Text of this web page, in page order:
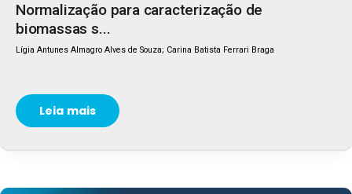
Normalização para caracterização de
biomassas s...
Lígia Antunes Almagro Alves de Souza; Carina Batista Ferrari Braga
Leia mais